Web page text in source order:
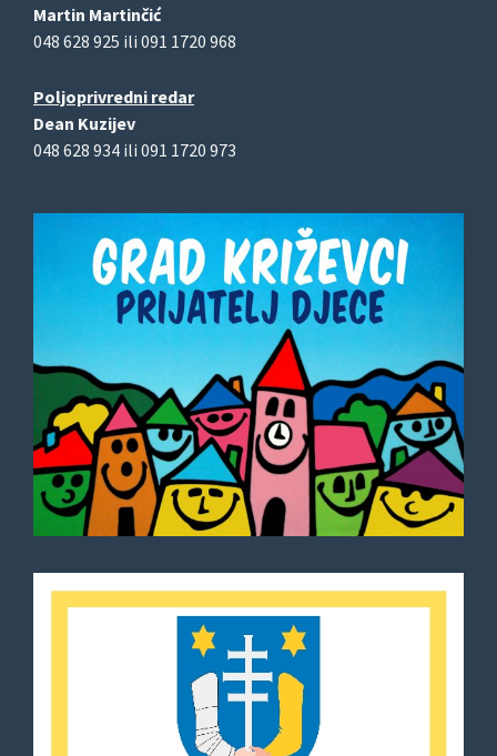
Martin Martinčić
048 628 925 ili 091 1720 968
Poljoprivredni redar
Dean Kuzijev
048 628 934 ili 091 1720 973